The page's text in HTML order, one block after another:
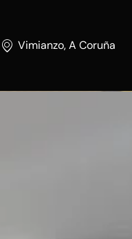
Vimianzo, A Coruña